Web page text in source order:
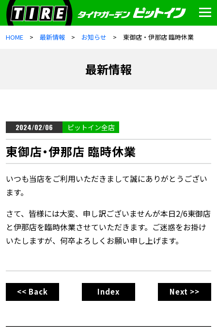
HOME 最新情報 お知らせ 東御店・伊那店 臨時休業
最新情報
2024/02/06 ピットイン全店
東御店・伊那店 臨時休業
いつも当店をご利用いただきまして誠にありがとうござい
ます。
さて、皆様には大変、申し訳ございませんが本日2/6東御店
と伊那店を臨時休業させていただきます。ご迷惑をお掛け
いたしますが、何卒よろしくお願い申し上げます。
<< Back Index Next >>